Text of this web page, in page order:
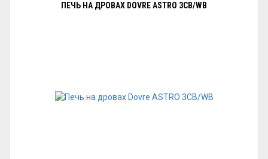
ПЕЧЬ НА ДРОВАХ DOVRE ASTRO 3CB/WB